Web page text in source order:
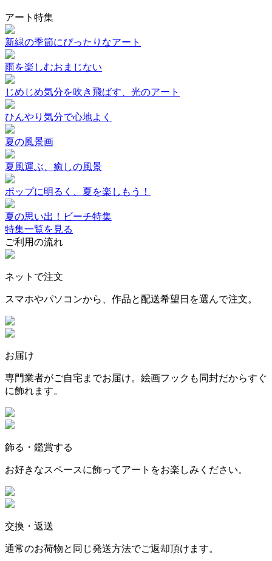
アート特集
新緑の季節にぴったりなアート
雨を楽しむおまじない
じめじめ気分を吹き飛ばす、光のアート
ひんやり気分で心地よく
夏の風景画
夏風運ぶ、癒しの風景
ポップに明るく、夏を楽しもう！
夏の思い出！ビーチ特集
特集一覧を見る
ご利用の流れ
ネットで注文
スマホやパソコンから、作品と配送希望日を選んで注文。
お届け
専門業者がご自宅までお届け。絵画フックも同封だからすぐ
に飾れます。
飾る・鑑賞する
お好きなスペースに飾ってアートをお楽しみください。
交換・返送
通常のお荷物と同じ発送方法でご返却頂けます。